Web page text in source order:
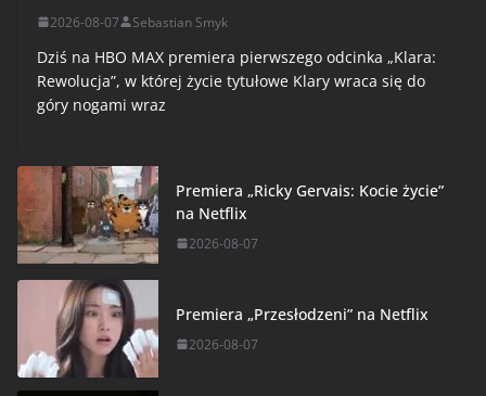
2026-08-07 Sebastian Smyk
Dziś na HBO MAX premiera pierwszego odcinka „Klara:
Rewolucja”, w której życie tytułowe Klary wraca się do
góry nogami wraz
Premiera „Ricky Gervais: Kocie życie”
na Netflix
2026-08-07
Premiera „Przesłodzeni” na Netflix
2026-08-07